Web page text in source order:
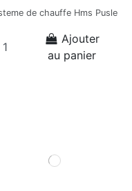
de chauffe Hms Pusle
Ajouter
au panier